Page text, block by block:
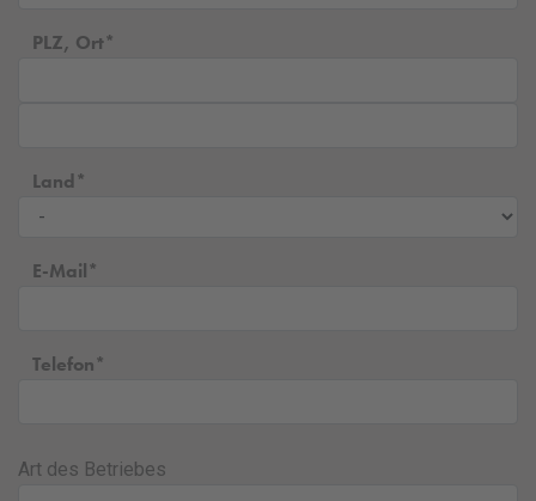
PLZ, Ort
Land
E-Mail
Telefon
Art des Betriebes